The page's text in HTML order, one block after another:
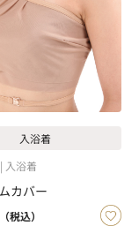
入浴着
入浴着
カバー
（税込）